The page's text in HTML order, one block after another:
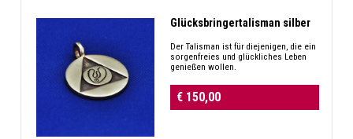
Glücksbringertalisman silber
Der Talisman ist für diejenigen, die ein
sorgenfreies und glückliches Leben
genießen wollen.
€ 150,00